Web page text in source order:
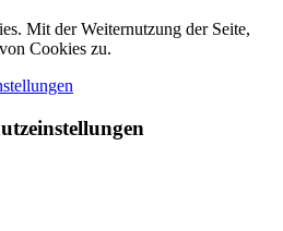
Mit der Weiternutzung der Seite,
Cookies zu.